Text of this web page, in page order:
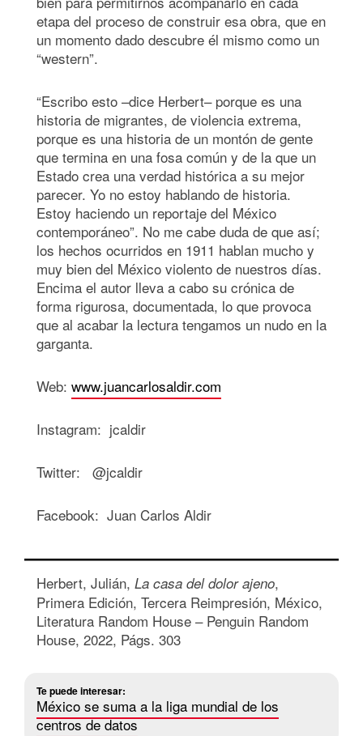
etapa del proceso de construir esa obra, que en
un momento dado descubre él mismo como un
“western”.
“Escribo esto –dice Herbert– porque es una
historia de migrantes, de violencia extrema,
porque es una historia de un montón de gente
que termina en una fosa común y de la que un
Estado crea una verdad histórica a su mejor
parecer. Yo no estoy hablando de historia.
Estoy haciendo un reportaje del México
contemporáneo”. No me cabe duda de que así;
los hechos ocurridos en 1911 hablan mucho y
muy bien del México violento de nuestros días.
Encima el autor lleva a cabo su crónica de
forma rigurosa, documentada, lo que provoca
que al acabar la lectura tengamos un nudo en la
garganta.
Web: www.juancarlosaldir.com
Instagram: jcaldir
Twitter: @jcaldir
Facebook: Juan Carlos Aldir
Herbert, Julián, La casa del dolor ajeno,
Primera Edición, Tercera Reimpresión, México,
Literatura Random House – Penguin Random
House, 2022, Págs. 303
Te puede interesar:
México se suma a la liga mundial de los
centros de datos